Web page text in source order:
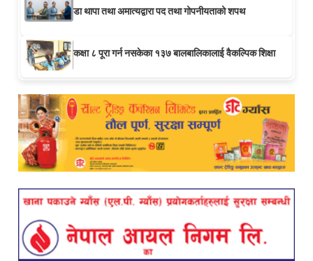
डा थापा तथा अमात्यद्वारा पद तथा गोपनीयताको शपथ
कक्षा ८ पूरा गर्न नसकेका १३७ बालबालिकालाई वैकल्पिक शिक्षा